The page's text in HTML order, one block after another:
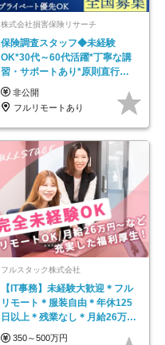
株式会社損害保険リサーチ
保険調査スタッフ◆未経験
OK*30代～60代活躍*丁寧な講
習・サポートあり*原則直行直
帰／全国募集・業務委託
非公開
フルリモートあり
フルスタック株式会社
【IT事務】未経験大歓迎＊フル
リモート＊服装自由＊年休125
日以上＊残業なし＊月給26万円
以上
350～500万円